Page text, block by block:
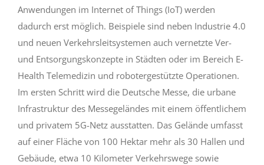
Anwendungen im Internet of Things (IoT) werden
dadurch erst möglich. Beispiele sind neben Industrie 4.0
und neuen Verkehrsleitsystemen auch vernetzte Ver-
und Entsorgungskonzepte in Städten oder im Bereich E-
Health Telemedizin und robotergestützte Operationen.
Im ersten Schritt wird die Deutsche Messe, die urbane
Infrastruktur des Messegeländes mit einem öffentlichem
und privatem 5G-Netz ausstatten. Das Gelände umfasst
auf einer Fläche von 100 Hektar mehr als 30 Hallen und
Gebäude, etwa 10 Kilometer Verkehrswege sowie